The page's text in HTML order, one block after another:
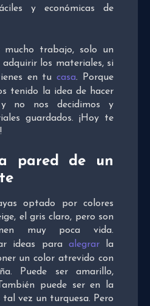
y económicas de
mucho trabajo, solo un
los materiales, si
en tucasa. Porque
tenido la idea de hacer
no nos decidimos y
guardados. ¡Hoy te
pared de un
optado por colores
el gris claro, pero son
muy poca vida.
ideas para alegrarla
un color atrevido con
Puede ser amarillo,
puede ser en la
tal vez un turquesa. Pero